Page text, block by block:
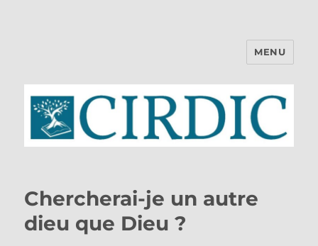
MENU
Chercherai-je un autre
dieu que Dieu ?